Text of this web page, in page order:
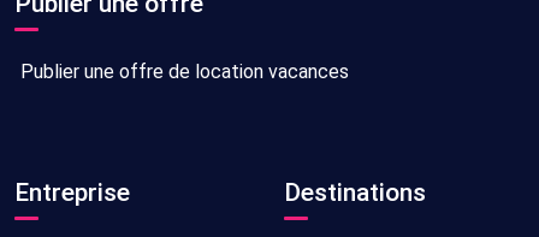
Publier une offre de location vacances
Entreprise Destinations